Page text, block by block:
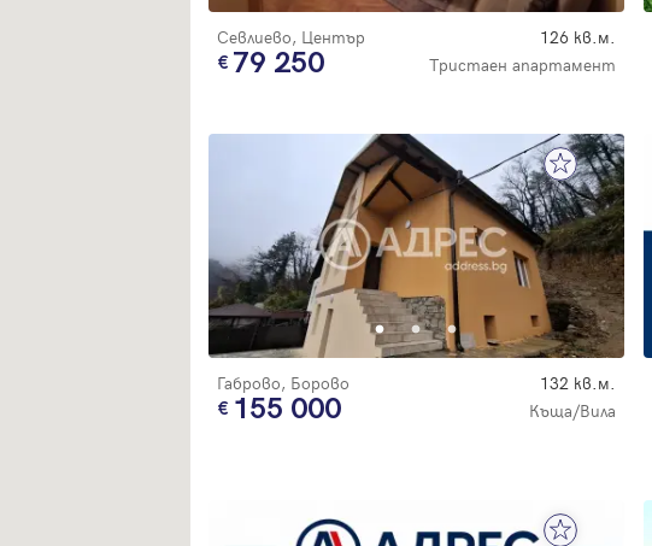
Севлиево, Център 126 кв.м.
79 250 Тристаен апартамент
Габрово, Борово 132 кв.м.
155 000 Къща/Вила